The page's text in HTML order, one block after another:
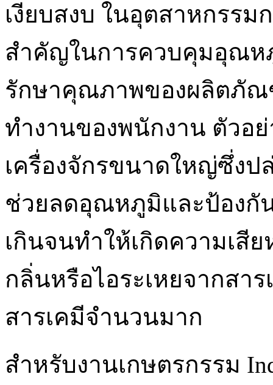
เงียบสงบ ในอุตสาหกรรม
สำคัญในการควบคุมอุณห
รักษาคุณภาพของผลิตภัณ
ทำงานของพนักงาน ตัวอ
เครื่องจักรขนาดใหญ่ซึ่งป
ช่วยลดอุณหภูมิและป้องกั
เกินจนทำให้เกิดความเสี
กลิ่นหรือไอระเหยจากสา
สารเคมีจำนวนมาก
สำหรับงานเกษตรกรรม